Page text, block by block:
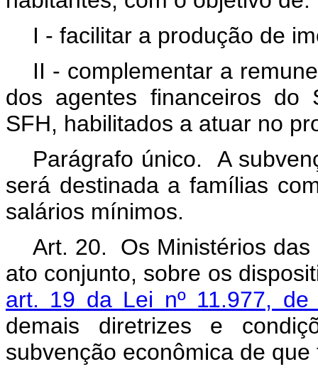
I - facilitar a produção de
II - complementar a
dos agentes financeiros do
SFH, habilitados a atuar no
Parágrafo único. A
será destinada a famílias
salários mínimos.
Art. 20. Os Ministérios das
ato conjunto, sobre os
art. 19 da Lei nº 11.977, de
demais diretrizes e
subvenção econômica de